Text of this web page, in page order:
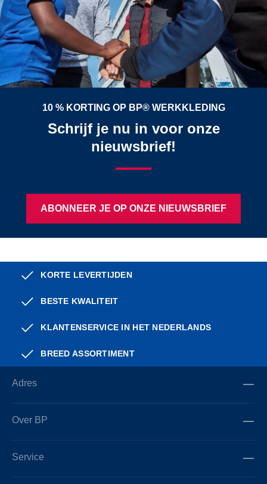
10 % KORTING OP BP® WERKKLEDING
Schrijf je nu in voor onze
nieuwsbrief!
ABONNEER JE OP ONZE NIEUWSBRIEF
KORTE LEVERTIJDEN
BESTE KWALITEIT
KLANTENSERVICE IN HET NEDERLANDS
BREED ASSORTIMENT
Adres
Over BP
Service